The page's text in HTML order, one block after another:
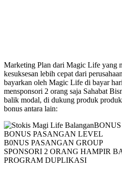
Marketing Plan dari Magic Life yang
kesuksesan lebih cepat dari
bayarkan oleh Magic Life di bayar
mensponsori 2 orang saja Sahabat
balik modal, di dukung produk
bonus antara lain:
BONUS
BONUS PASANGAN LEVEL
B0NUS PASANGAN GROUP
SPONSORI 2 ORANG HAMPIR
PROGRAM DUPLIKASI